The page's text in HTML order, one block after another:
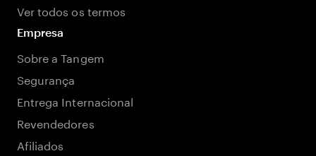
Ver todos os termos
Empresa
Sobre a Tangem
Segurança
Entrega Internacional
Revendedores
Afiliados